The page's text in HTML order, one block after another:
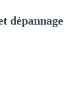
dépannage